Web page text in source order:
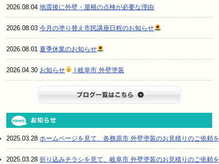
2026.08.04地震後に外壁・屋根の点検が必要な理由
2026.08.03今月の塗り替え市民講座日程のお知らせ
2026.08.01 夏季休業のお知らせ
2026.04.30 お知らせ | 岐阜市 外壁塗装
2025.03.28ホームページを見て、各務原市 外壁塗装のお見積りのご依頼
2025.03.28折り込みチラシを見て、岐阜市 外壁塗装のお見積りのご依頼